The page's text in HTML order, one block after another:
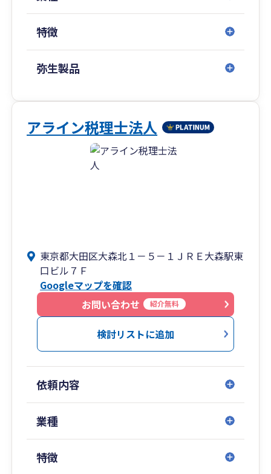
特徴
弥生製品
アライン税理士法人
東京都大田区大森北１－５－１ＪＲＥ大森駅東
口ビル７Ｆ
Googleマップを確認
お問い合わせ
紹介無料
検討リストに追加
依頼内容
業種
特徴